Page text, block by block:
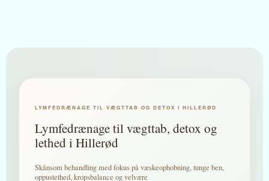
LYMFEDRÆNAGE TIL VÆGTTAB OG DETOX I HILLERØD
Lymfedrænage til vægttab, detox og
lethed i Hillerød
Skånsom behandling med fokus på væskeophobning, tunge ben,
oppustethed, kropsbalance og velvære